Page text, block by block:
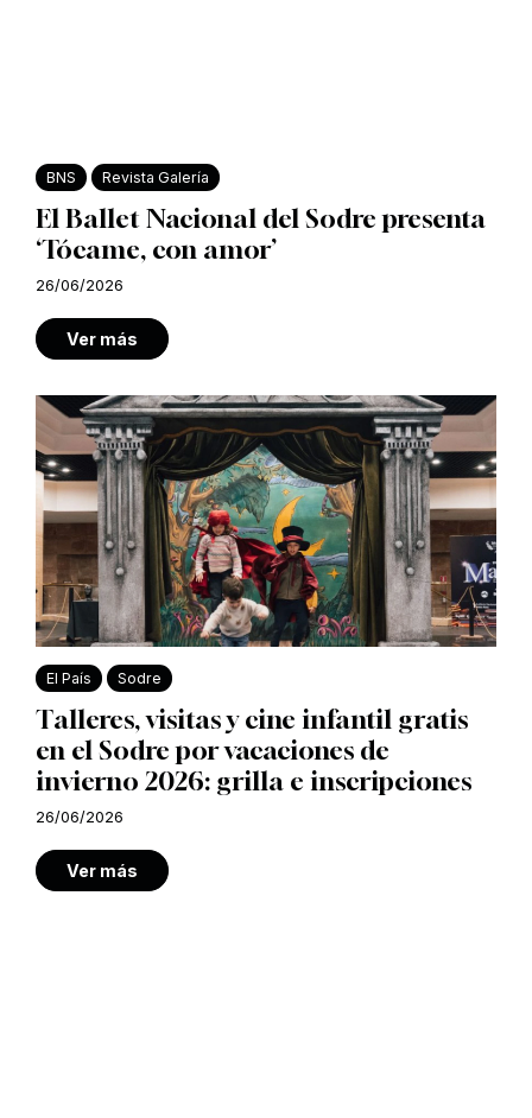
BNS Revista Galería
El Ballet Nacional del Sodre presenta
‘Tócame, con amor’
26/06/2026
Ver más
El País Sodre
Talleres, visitas y cine infantil gratis
en el Sodre por vacaciones de
invierno 2026: grilla e inscripciones
26/06/2026
Ver más